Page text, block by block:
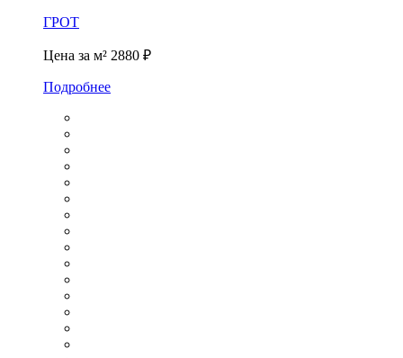
ГРОТ
Цена за м² 2880 ₽
Подробнее